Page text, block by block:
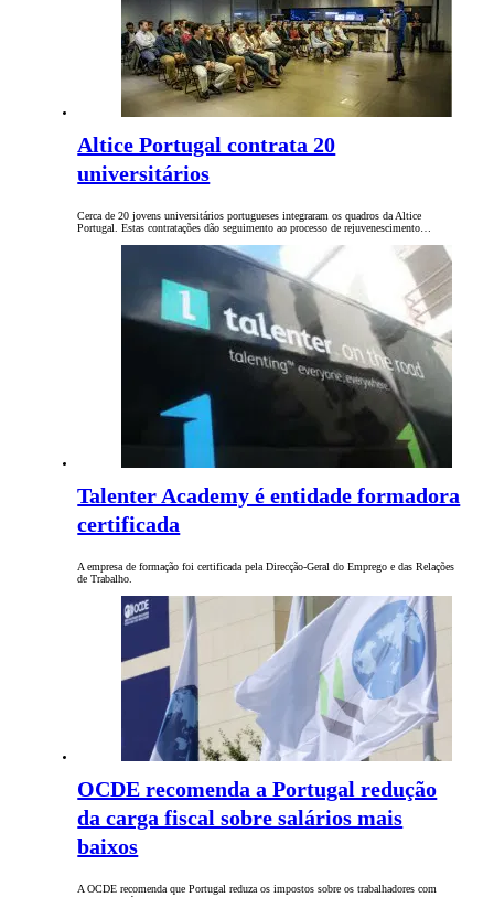
Altice Portugal contrata 20
universitários
Cerca de 20 jovens universitários portugueses integraram os quadros da Altice
Portugal. Estas contratações dão seguimento ao processo de rejuvenescimento…
Talenter Academy é entidade formadora
certificada
A empresa de formação foi certificada pela Direcção-Geral do Emprego e das Relações
de Trabalho.
OCDE recomenda a Portugal redução
da carga fiscal sobre salários mais
baixos
A OCDE recomenda que Portugal reduza os impostos sobre os trabalhadores com